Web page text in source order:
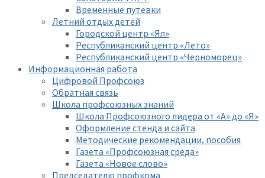
Временные путевки
Летний отдых детей
Городской центр «Ял»
Республиканский центр «Лето»
Республиканский центр «Черноморец»
Информационная работа
Цифровой Профсоюз
Обратная связь
Школа профсоюзных знаний
Школа Профсоюзного лидера от «А» до «Я»
Оформление стенда и сайта
Методические рекомендации, пособия
Газета «Профсоюзная среда»
Газета «Новое слово»
Председателю профкома